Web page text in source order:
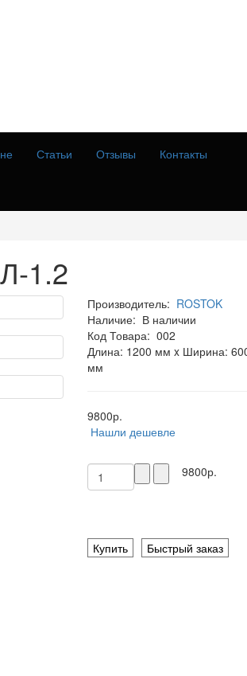
Статьи Отзывы Контакты
1.2
Производитель: ROSTOK
Наличие: В наличии
Код Товара: 002
Длина: 1200 мм x Ширина:
мм
9800р.
Нашли дешевле
9800р.
Купить Быстрый заказ